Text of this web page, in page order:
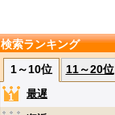
検索ランキング
1～10位
11～20位
最遅